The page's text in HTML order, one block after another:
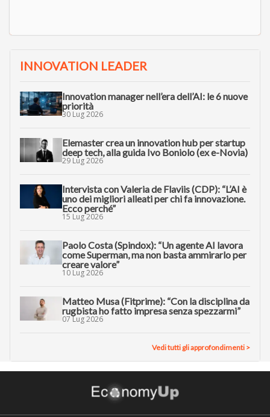
INNOVATION LEADER
Innovation manager nell’era dell’AI: le 6 nuove
priorità
30 Lug 2026
Elemaster crea un innovation hub per startup
deep tech, alla guida Ivo Boniolo (ex e-Novia)
29 Lug 2026
Intervista con Valeria de Flaviis (CDP): “L’AI è
uno dei migliori alleati per chi fa innovazione.
Ecco perché”
15 Lug 2026
Paolo Costa (Spindox): “Un agente AI lavora
come Superman, ma non basta ammirarlo per
creare valore”
10 Lug 2026
Matteo Musa (Fitprime): “Con la disciplina da
rugbista ho fatto impresa senza spezzarmi”
07 Lug 2026
Vedi tutti gli approfondimenti >